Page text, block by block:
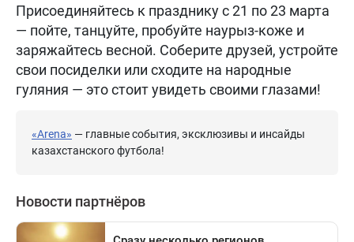
Присоединяйтесь к празднику с 21 по 23 марта
— пойте, танцуйте, пробуйте наурыз-коже и
заряжайтесь весной. Соберите друзей, устройте
свои посиделки или сходите на народные
гуляния — это стоит увидеть своими глазами!
«Arena» — главные события, эксклюзивы и инсайды
казахстанского футбола!